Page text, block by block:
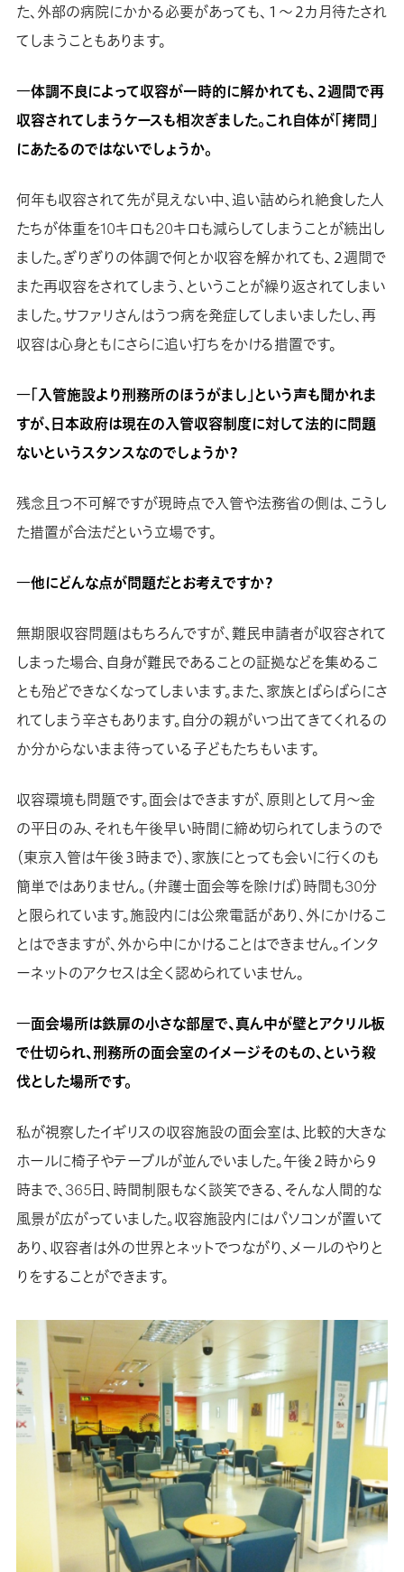
た、外部の病院にかかる必要があっても、１～２カ月待たされ
てしまうこともあります。
―体調不良によって収容が一時的に解かれても、２週間で再
収容されてしまうケースも相次ぎました。これ自体が「拷問」
にあたるのではないでしょうか。
何年も収容されて先が見えない中、追い詰められ絶食した人
たちが体重を10キロも20キロも減らしてしまうことが続出し
ました。ぎりぎりの体調で何とか収容を解かれても、２週間で
また再収容をされてしまう、ということが繰り返されてしまい
ました。サファリさんはうつ病を発症してしまいましたし、再
収容は心身ともにさらに追い打ちをかける措置です。
―「入管施設より刑務所のほうがまし」という声も聞かれま
すが、日本政府は現在の入管収容制度に対して法的に問題
ないというスタンスなのでしょうか？
残念且つ不可解ですが現時点で入管や法務省の側は、こうし
た措置が合法だという立場です。
―他にどんな点が問題だとお考えですか？
無期限収容問題はもちろんですが、難民申請者が収容されて
しまった場合、自身が難民であることの証拠などを集めるこ
とも殆どできなくなってしまいます。また、家族とばらばらにさ
れてしまう辛さもあります。自分の親がいつ出てきてくれるの
か分からないまま待っている子どもたちもいます。
収容環境も問題です。面会はできますが、原則として月～金
の平日のみ、それも午後早い時間に締め切られてしまうので
（東京入管は午後３時まで）、家族にとっても会いに行くのも
簡単ではありません。（弁護士面会等を除けば）時間も30分
と限られています。施設内には公衆電話があり、外にかけるこ
とはできますが、外から中にかけることはできません。インタ
ーネットのアクセスは全く認められていません。
―面会場所は鉄扉の小さな部屋で、真ん中が壁とアクリル板
で仕切られ、刑務所の面会室のイメージそのもの、という殺
伐とした場所です。
私が視察したイギリスの収容施設の面会室は、比較的大きな
ホールに椅子やテーブルが並んでいました。午後２時から９
時まで、365日、時間制限もなく談笑できる、そんな人間的な
風景が広がっていました。収容施設内にはパソコンが置いて
あり、収容者は外の世界とネットでつながり、メールのやりと
りをすることができます。